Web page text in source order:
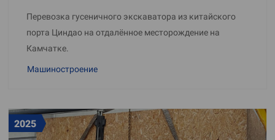
Перевозка гусеничного экскаватора из китайского
порта Циндао на отдалённое месторождение на
Камчатке.
Машиностроение
2025